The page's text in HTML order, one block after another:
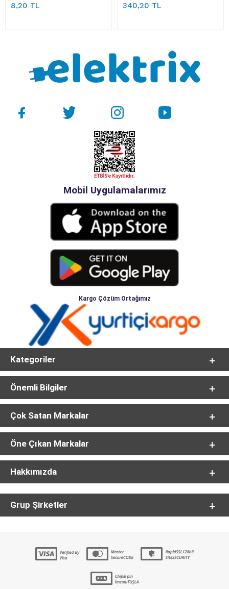
8,20 TL 340,20 TL
Mobil Uygulamalarımız
Kargo Çözüm Ortağımız
Kategoriler
Önemli Bilgiler
Çok Satan Markalar
Öne Çıkan Markalar
Hakkımızda
Grup Şirketler